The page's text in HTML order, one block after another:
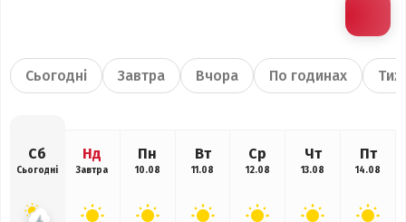
Сьогодні Завтра Вчора По годинах
Сб
Сьогодні
Нд
Завтра
Пн
10.08
Вт
11.08
Ср
12.08
Чт
13.08
Пт
14.08